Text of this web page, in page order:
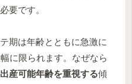
要です。
期は年齢とともに急激に
に限られます。なぜなら
産可能年齢を重視する傾